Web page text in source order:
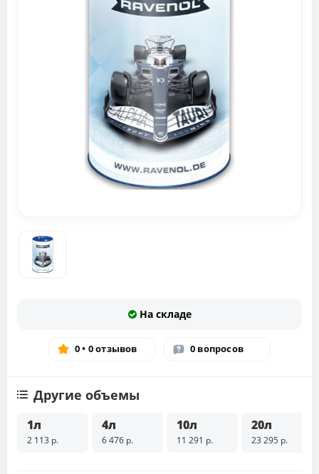
На складе
0 • 0 отзывов 0 вопросов
Другие объемы
1л
2 113 р.
4л
6 476 р.
10л
11 291 р.
20л
23 295 р.